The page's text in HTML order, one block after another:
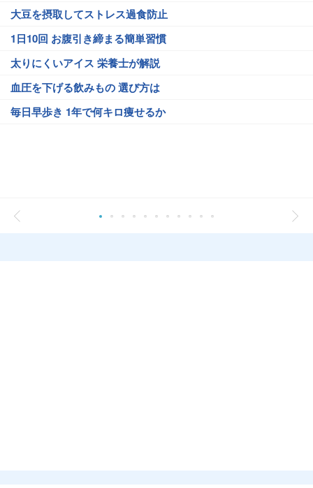
大豆を摂取してストレス過食防止
1日10回 お腹引き締まる簡単習慣
太りにくいアイス 栄養士が解説
血圧を下げる飲みもの 選び方は
毎日早歩き 1年で何キロ痩せるか